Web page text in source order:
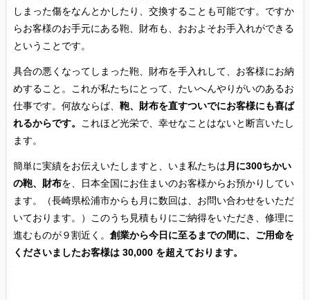
しまった傷をなんとかしたり、交換することも可能です。ですか
らお客様のお手元にある鞄、財布も、おおよそお手入れができる
ということです。
具合の悪くなってしまった鞄、財布を手入れして、お客様にお納
めすること。これが私たちにとって、たいへんやりがいのあるお
仕事です。何故ならば、 鞄、財布を直すついでにお客様にも喜ば
れるからです。
これほど光栄で、幸せなことはないと断言いたし
ます。
簡単に実績をお伝えいたしますと、いま私たちは 月に300ちかい
の鞄、財布を、日本全国にお住まいのお客様からお預かりしてい
ます。（長崎県松浦市からも月に数回は、お問い合わせをいただ
いております。）このうち見積もりにご納得をいただき、修理に
進むものが９割近く。 創業から今日に至るまでの間に、ご用命を
くださいましたお客様は 30,000 を超えております。